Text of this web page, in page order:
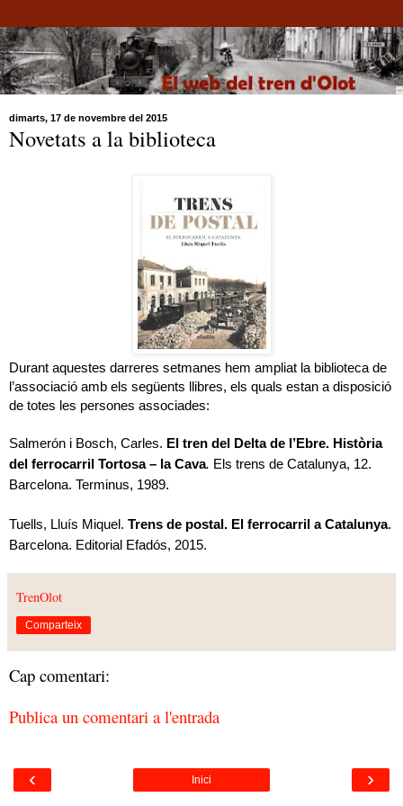
dimarts, 17 de novembre del 2015
Novetats a la biblioteca
Durant aquestes darreres setmanes hem ampliat la biblioteca de
l’associació amb els següents llibres, els quals estan a disposició
de totes les persones associades:
Salmerón i Bosch, Carles. El tren del Delta de l’Ebre. Història
del ferrocarril Tortosa – la Cava. Els trens de Catalunya, 12.
Barcelona. Terminus, 1989.
Tuells, Lluís Miquel. Trens de postal. El ferrocarril a Catalunya.
Barcelona. Editorial Efadós, 2015.
TrenOlot
Comparteix
Cap comentari:
Publica un comentari a l'entrada
‹ ›
Inici